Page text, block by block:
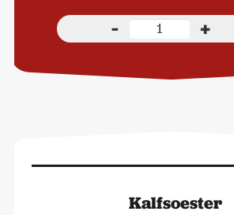
-
Kalkoen
2
+
Kalfsoester